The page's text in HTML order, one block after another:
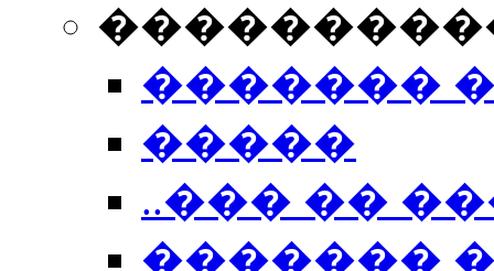
�������
�����
..��� ��
�������